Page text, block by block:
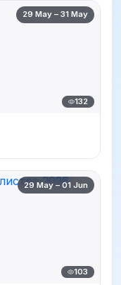
29 May – 31 May
132
29 May – 01 Jun
103